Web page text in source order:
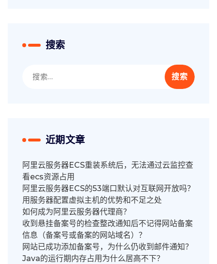
搜索
索：
近期文章
阿里云服务器ECS重装系统后，无法通过云监控查
看ecs资源占用
阿里云服务器ECS的53端口默认对互联网开放吗？
用服务器配置虚拟主机的优势和不足之处
如何成为阿里云服务器代理商？
收到悬挂备案号的检查整改通知后不记得网站备案
信息（备案号或备案的网站域名）？
网站已成功添加备案号，为什么仍收到邮件通知？
Java的运行期内存占用为什么居高不下？